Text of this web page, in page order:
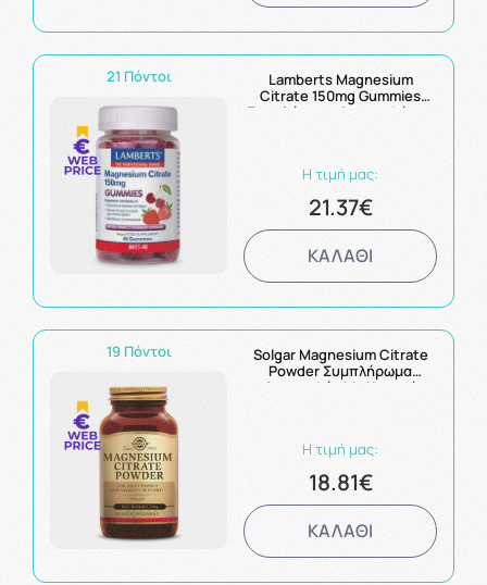
21 Πόντοι
Lamberts Magnesium
Citrate 150mg Gummies
Συμπλήρωμα Διατροφής με
Η τιμή μας:
21.37€
ΚΑΛΑΘΙ
19 Πόντοι
Solgar Magnesium Citrate
Powder Συμπλήρωμα
Διατροφής Mε Κιτρικό
Η τιμή μας:
18.81€
ΚΑΛΑΘΙ